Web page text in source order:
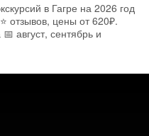
в Гагре на 2026 год
отзывов, цены от 620₽.
август, сентябрь и